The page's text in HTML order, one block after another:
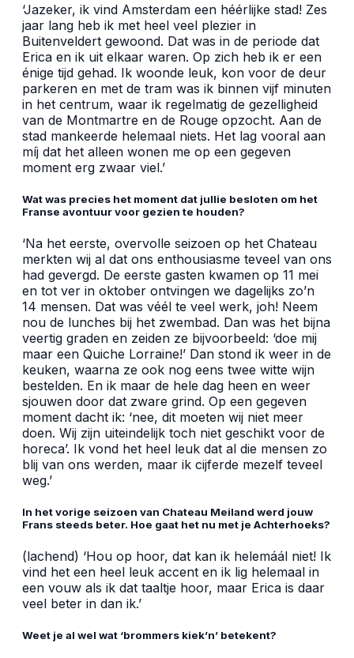
‘Jazeker, ik vind Amsterdam een héérlijke stad! Zes
jaar lang heb ik met heel veel plezier in
Buitenveldert gewoond. Dat was in de periode dat
Erica en ik uit elkaar waren. Op zich heb ik er een
énige tijd gehad. Ik woonde leuk, kon voor de deur
parkeren en met de tram was ik binnen vijf minuten
in het centrum, waar ik regelmatig de gezelligheid
van de Montmartre en de Rouge opzocht. Aan de
stad mankeerde helemaal niets. Het lag vooral aan
míj dat het alleen wonen me op een gegeven
moment erg zwaar viel.’
Wat was precies het moment dat jullie besloten om het
Franse avontuur voor gezien te houden?
‘Na het eerste, overvolle seizoen op het Chateau
merkten wij al dat ons enthousiasme teveel van ons
had gevergd. De eerste gasten kwamen op 11 mei
en tot ver in oktober ontvingen we dagelijks zo’n
14 mensen. Dat was véél te veel werk, joh! Neem
nou de lunches bij het zwembad. Dan was het bijna
veertig graden en zeiden ze bijvoorbeeld: ‘doe mij
maar een Quiche Lorraine!’ Dan stond ik weer in de
keuken, waarna ze ook nog eens twee witte wijn
bestelden. En ik maar de hele dag heen en weer
sjouwen door dat zware grind. Op een gegeven
moment dacht ik: ‘nee, dit moeten wij niet meer
doen. Wij zijn uiteindelijk toch niet geschikt voor de
horeca’. Ik vond het heel leuk dat al die mensen zo
blij van ons werden, maar ik cijferde mezelf teveel
weg.’
In het vorige seizoen van Chateau Meiland werd jouw
Frans steeds beter. Hoe gaat het nu met je Achterhoeks?
(lachend) ‘Hou op hoor, dat kan ik helemáál niet! Ik
vind het een heel leuk accent en ik lig helemaal in
een vouw als ik dat taaltje hoor, maar Erica is daar
veel beter in dan ik.’
Weet je al wel wat ‘brommers kiek’n’ betekent?